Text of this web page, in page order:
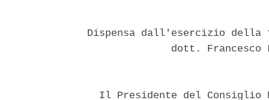
Dispensa dall'esercizio
dott.
Il Presidente del Consiglio